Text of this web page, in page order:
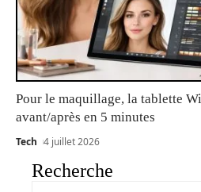
Pour le maquillage, la tablette
avant/après en 5 minutes
Tech 4 juillet 2026
Recherche